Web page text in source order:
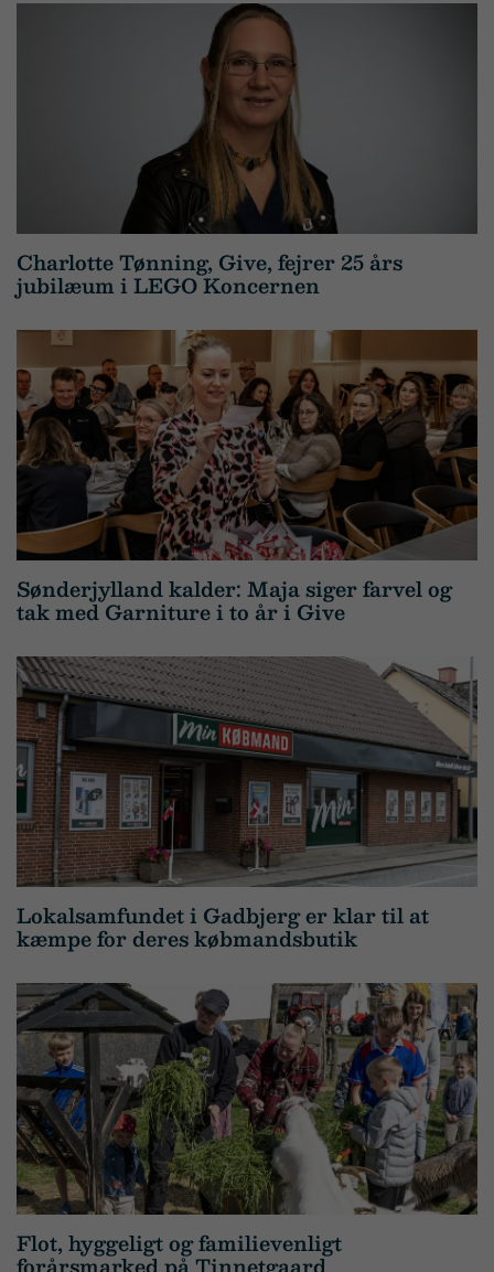
Charlotte Tønning, Give, fejrer 25 års
jubilæum i LEGO Koncernen
Sønderjylland kalder: Maja siger farvel og
tak med Garniture i to år i Give
Lokalsamfundet i Gadbjerg er klar til at
kæmpe for deres købmandsbutik
Flot, hyggeligt og familievenligt